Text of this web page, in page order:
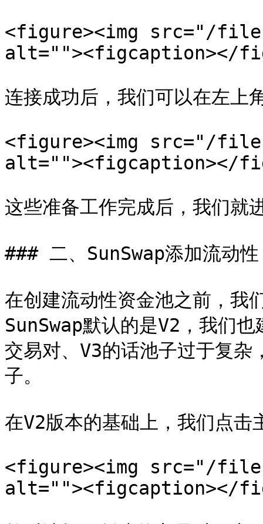
<figure><img src="/files/
alt=""><figcaption></
连接成功后，我们可以在左上
<figure><img src="/files/
alt=""><figcaption></
这些准备工作完成后，我们就
### 二、SunSwap添加流动性
在创建流动性资金池之前，我
SunSwap默认的是V2，我们
交易对、V3的话池子过于复杂
子。
在V2版本的基础上，我们点
<figure><img src="/files/
alt=""><figcaption></